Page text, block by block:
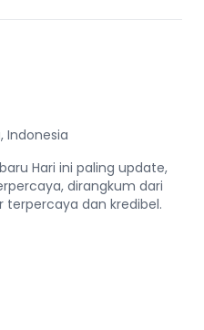
Indonesia
Hari ini paling update,
dirangkum dari
dan kredibel.